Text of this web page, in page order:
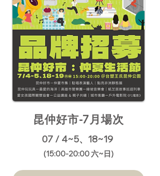
昆仲好市-7月場次
07 / 4~5、18~19
​(15:00-20:00 六~日)